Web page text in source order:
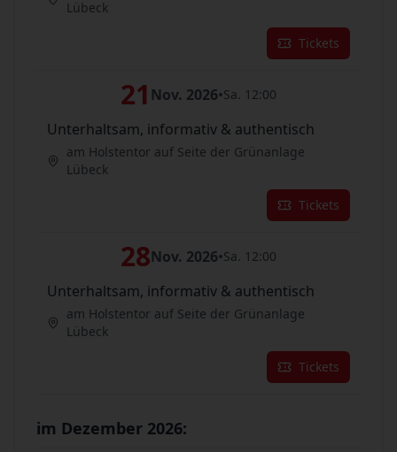
Lübeck
Tickets
21 Nov. 2026•Sa. 12:00
Unterhaltsam, informativ & authentisch
am Holstentor auf Seite der Grünanlage
Lübeck
Tickets
28Nov. 2026•Sa. 12:00
Unterhaltsam, informativ & authentisch
am Holstentor auf Seite der Grünanlage
Lübeck
Tickets
im Dezember 2026: